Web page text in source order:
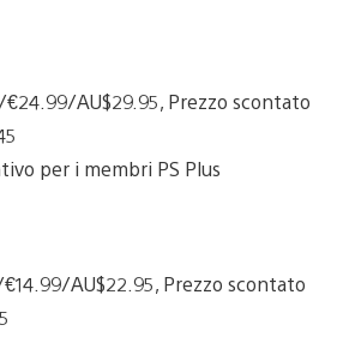
AU$29.95, Prezzo scontato
per i membri PS Plus
AU$22.95, Prezzo scontato